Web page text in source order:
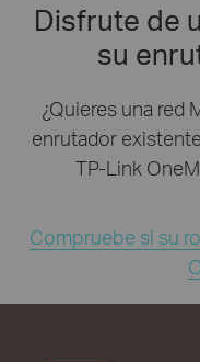
Disfrute de
su
¿Quieres una red
enrutador
TP-Link
Compruebe si su